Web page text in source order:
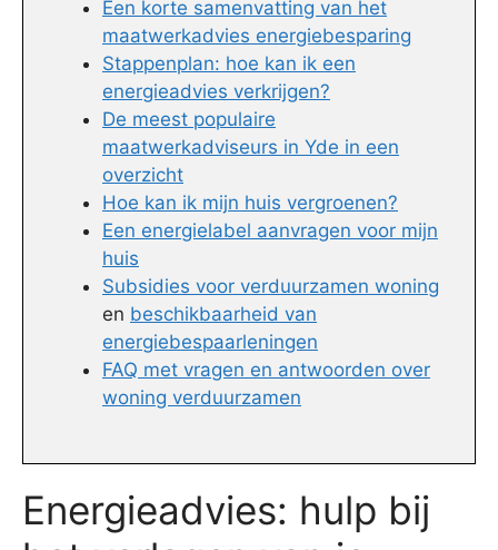
Een korte samenvatting van het
maatwerkadvies energiebesparing
Stappenplan: hoe kan ik een
energieadvies verkrijgen?
De meest populaire
maatwerkadviseurs in Yde in een
overzicht
Hoe kan ik mijn huis vergroenen?
Een energielabel aanvragen voor mijn
huis
Subsidies voor verduurzamen woning
en beschikbaarheid van
energiebespaarleningen
FAQ met vragen en antwoorden over
woning verduurzamen
Energieadvies: hulp bij